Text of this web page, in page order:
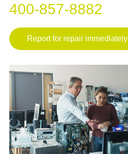
400-857-8882
Report for repair immediately